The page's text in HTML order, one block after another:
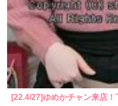
[22.4/27]ゆめかチャン来店！